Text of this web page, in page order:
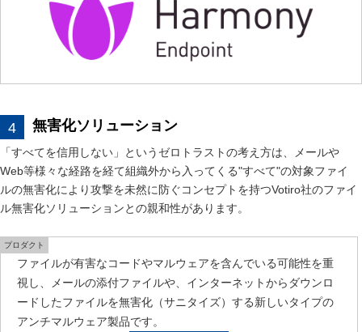
無害化ソリューション
「すべてを信用しない」というゼロトラストの考え方は、メールや
Web等様々な経路を経て組織外から入ってくる"すべて"の対象ファイ
ルの無害化により攻撃を未然に防ぐコンセプトを持つVotiro社のファイ
ル無害化ソリューションとの親和性があります。
プロダクト
ファイルが有害なコードやマルウェアを含んでいる可能性を重
視し、メールの添付ファイルや、インターネットからダウンロ
ードしたファイルを無害化（サニタイズ）する新しいタイプの
アンチマルウェア製品です。